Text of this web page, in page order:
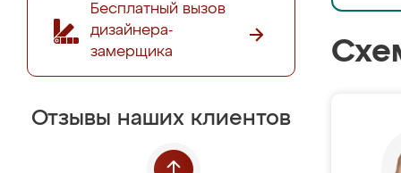
Бесплатный вызов
дизайнера-
замерщика
Отзывы наших клиентов